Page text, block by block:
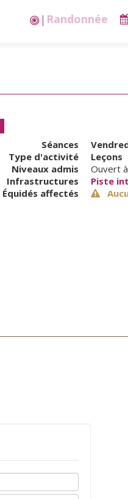
Stages vacances
Séances
Type d'activité
Leçons
Niveaux admis
Ouvert
Infrastructures
Piste
Équidés affectés